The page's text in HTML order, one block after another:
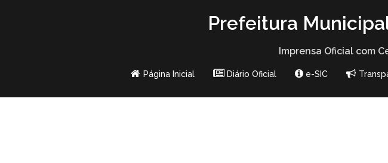
Prefeitura
Imprensa Oficial com
Página Inicial Diário Oficial e-SIC